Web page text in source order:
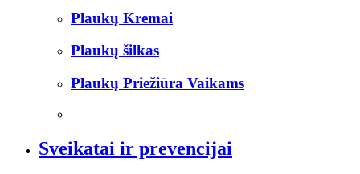
Plaukų Kremai
Plaukų šilkas
Plaukų Priežiūra Vaikams
Sveikatai ir prevencijai